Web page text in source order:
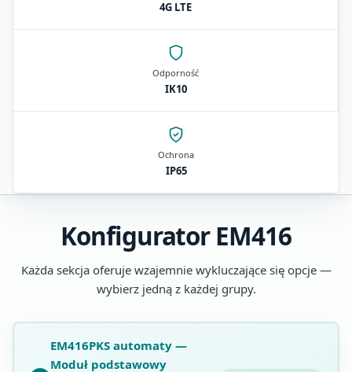
4G LTE
Odporność
IK10
Ochrona
IP65
Konfigurator EM416
Każda sekcja oferuje wzajemnie wykluczające się opcje —
wybierz jedną z każdej grupy.
EM416PKS automaty —
Moduł podstawowy